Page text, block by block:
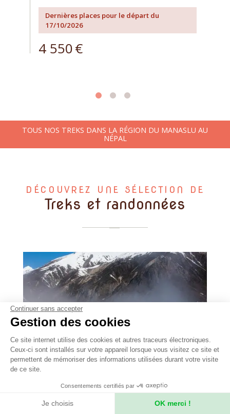
Dernières places pour le départ du
17/10/2026
4 550€
TOUS NOS TREKS DANS LA RÉGION DU MANASLU AU
NÉPAL
DÉCOUVREZ UNE SÉLECTION DE
Treks et randonnées
Manaslu-16 jours
Le tour du Manaslu
Continuer sans accepter
Gestion des cookies
Ce site internet utilise des cookies et autres traceurs électroniques.
Ceux-ci sont installés sur votre appareil lorsque vous visitez ce site et
permettent de mémoriser des informations utilisées durant votre visite
de ce site.
Consentements certifiés par
Je choisis OK merci !